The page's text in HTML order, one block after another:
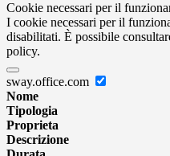
Cookie necessari per il
I cookie necessari per il
disabilitati. È possibile
policy.
sway.office.com
Nome
Tipologia
Proprieta
Descrizione